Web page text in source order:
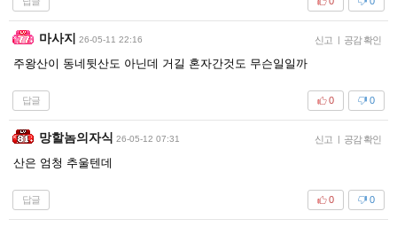
마사지 26-05-11 22:16 신고 | 공감 확인
주왕산이 동네뒷산도 아닌데 거길 혼자간것도 무슨일일까
답글 0
0
망할놈의자식 26-05-12 07:31 신고 | 공감 확인
산은 엄청 추울텐데
답글 0
0